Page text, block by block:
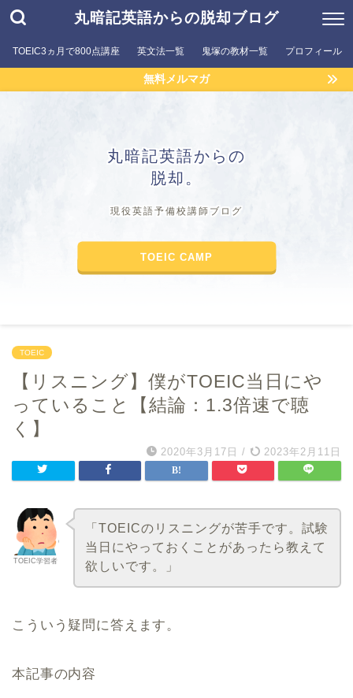
丸暗記英語からの脱却ブログ
TOEIC3ヵ月で800点講座 英文法一覧 鬼塚の教材一覧 プロフィール
無料メルマガ
丸暗記英語からの
脱却。
現役英語予備校講師ブログ
TOEIC CAMP
TOEIC
【リスニング】僕がTOEIC当日にや
っていること【結論：1.3倍速で聴
く】
2020年3月17日 / 2023年2月11日
TOEIC学習者
「TOEICのリスニングが苦手です。試験
当日にやっておくことがあったら教えて
欲しいです。」
こういう疑問に答えます。
本記事の内容